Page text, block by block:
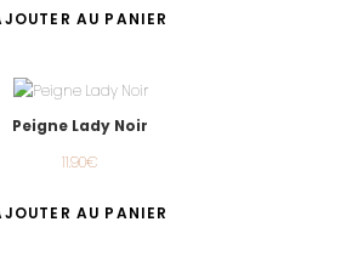
AU PANIER
Peigne Lady Noir
11.90€
AU PANIER